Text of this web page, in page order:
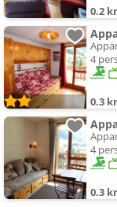
0.2
4
0.3
4
0.3